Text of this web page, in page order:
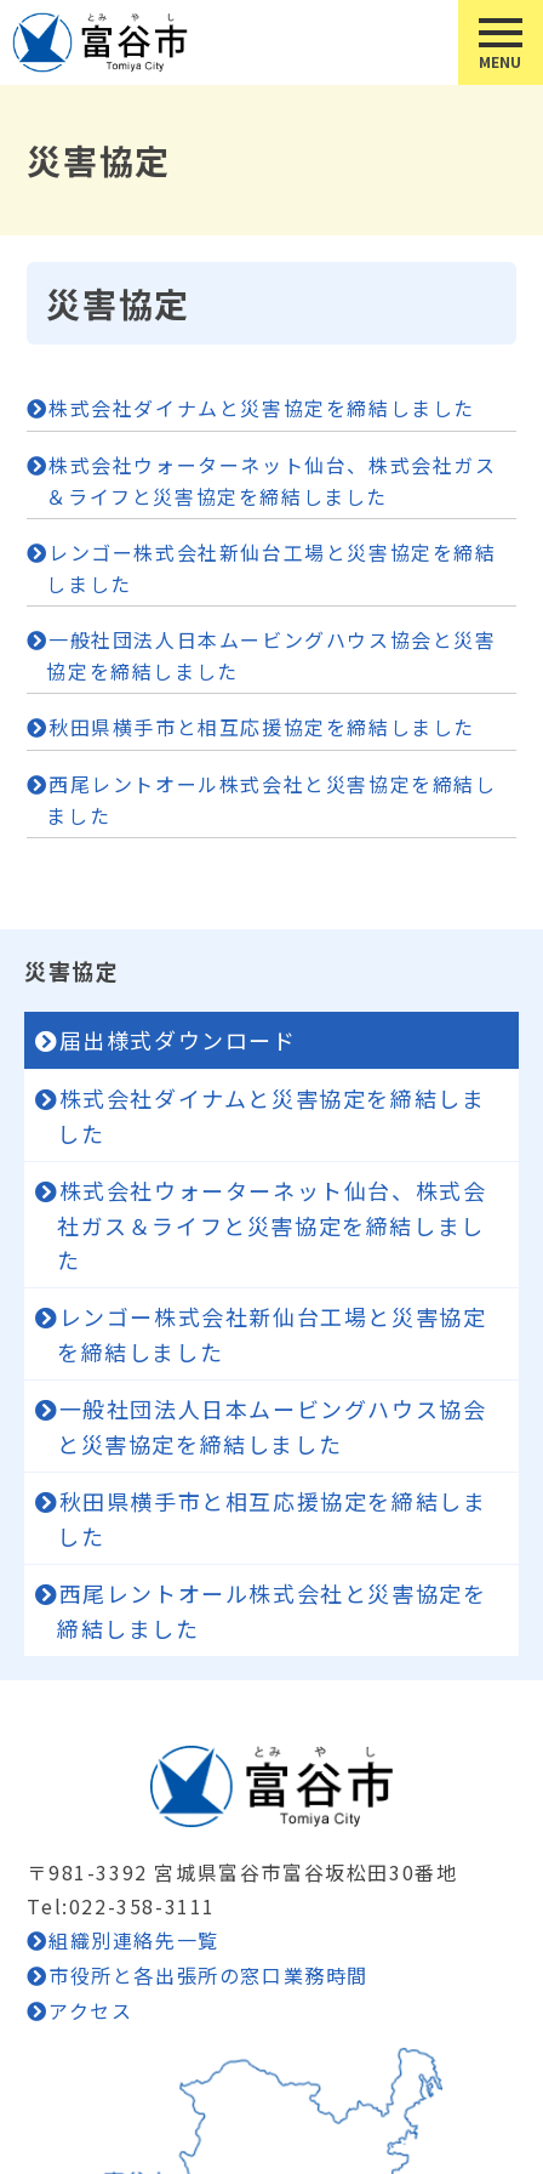
災害協定
災害協定
株式会社ダイナムと災害協定を締結しました
株式会社ウォーターネット仙台、株式会社ガス
＆ライフと災害協定を締結しました
レンゴー株式会社新仙台工場と災害協定を締結
しました
一般社団法人日本ムービングハウス協会と災害
協定を締結しました
秋田県横手市と相互応援協定を締結しました
西尾レントオール株式会社と災害協定を締結し
ました
災害協定
届出様式ダウンロード
株式会社ダイナムと災害協定を締結しま
した
株式会社ウォーターネット仙台、株式会
社ガス＆ライフと災害協定を締結しまし
た
レンゴー株式会社新仙台工場と災害協定
を締結しました
一般社団法人日本ムービングハウス協会
と災害協定を締結しました
秋田県横手市と相互応援協定を締結しま
した
西尾レントオール株式会社と災害協定を
締結しました
〒981-3392 宮城県富谷市富谷坂松田30番地
Tel:022-358-3111
組織別連絡先一覧
市役所と各出張所の窓口業務時間
アクセス